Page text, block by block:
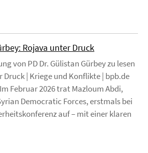
Rojava unter Druck
von PD Dr. Gülistan Gürbey zu lesen
| Kriege und Konflikte | bpb.de
Februar 2026 trat Mazloum Abdi,
Democratic Forces, erstmals bei
auf – mit einer klaren